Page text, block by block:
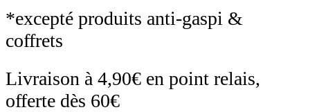
*excepté produits anti-gaspi &
coffrets
Livraison à 4,90€ en point relais,
offerte dès 60€